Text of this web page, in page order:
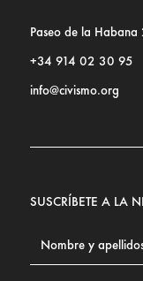
Paseo de la
+34 914 02 30 95
info@civismo.org
SUSCRÍBETE A LA